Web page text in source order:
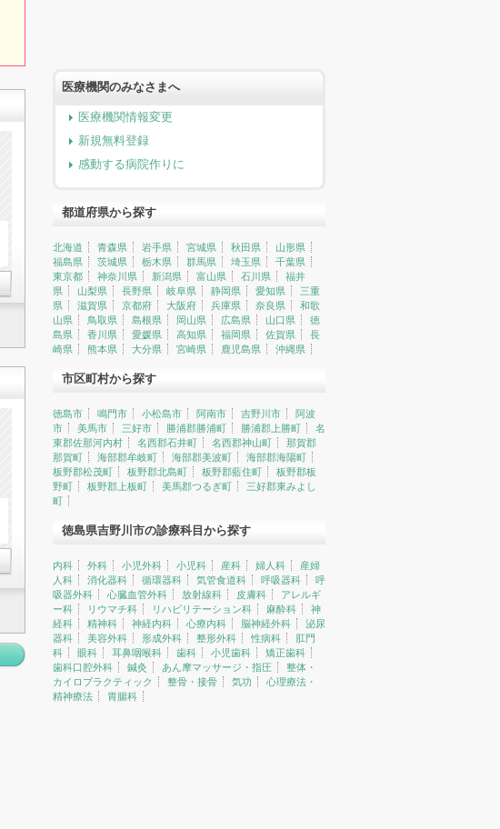
医療機関のみなさまへ
医療機関情報変更
新規無料登録
感動する病院作りに
都道府県から探す
北海道 青森県 岩手県 宮城県 秋田県
山形県
福島県
茨城県 栃木県 群馬県 埼玉県
千葉県
東京都
神奈川県 新潟県 富山県 石川県
福井
県
山梨県 長野県 岐阜県 静岡県 愛知県
三重
県
滋賀県 京都府 大阪府 兵庫県 奈良県
和歌
山県
鳥取県 島根県 岡山県 広島県 山口県
徳
島県
香川県 愛媛県 高知県 福岡県 佐賀県
長
崎県
熊本県 大分県 宮崎県 鹿児島県 沖縄県
市区町村から探す
徳島市 鳴門市 小松島市 阿南市 吉野川市
阿波
市
美馬市 三好市 勝浦郡勝浦町 勝浦郡上勝町
名
東郡佐那河内村
名西郡石井町 名西郡神山町
那賀郡
那賀町
海部郡牟岐町 海部郡美波町
海部郡海陽町
板野郡松茂町
板野郡北島町 板野郡藍住町
板野郡板
野町
板野郡上板町 美馬郡つるぎ町
三好郡東みよし
町
徳島県吉野川市の診療科目から探す
内科 外科 小児外科 小児科 産科 婦人科
産婦
人科
消化器科 循環器科 気管食道科 呼吸器科
呼
吸器外科
心臓血管外科 放射線科 皮膚科
アレルギ
ー科
リウマチ科 リハビリテーション科 麻酔科
神
経科
精神科 神経内科 心療内科 脳神経外科
泌尿
器科
美容外科 形成外科 整形外科 性病科
肛門
科
眼科 耳鼻咽喉科 歯科 小児歯科
矯正歯科
歯科口腔外科
鍼灸 あん摩マッサージ・指圧
整体・
カイロプラクティック
整骨・接骨 気功
心理療法・
精神療法
胃腸科